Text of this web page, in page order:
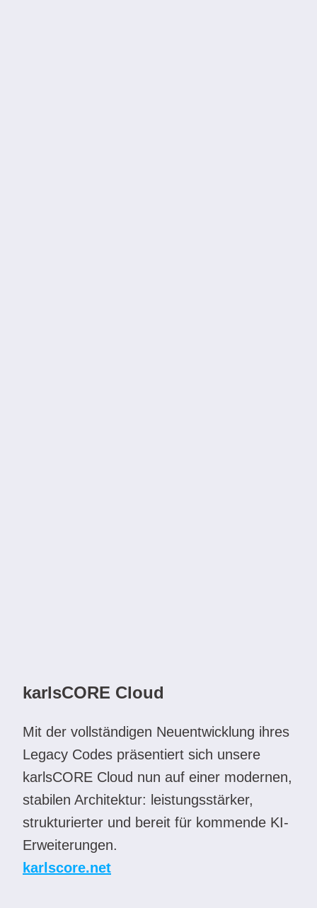
karlsCORE Cloud
Mit der vollständigen Neuentwicklung ihres
Legacy Codes präsentiert sich unsere
karlsCORE Cloud nun auf einer modernen,
stabilen Architektur: leistungsstärker,
strukturierter und bereit für kommende KI-
Erweiterungen.
karlscore.net